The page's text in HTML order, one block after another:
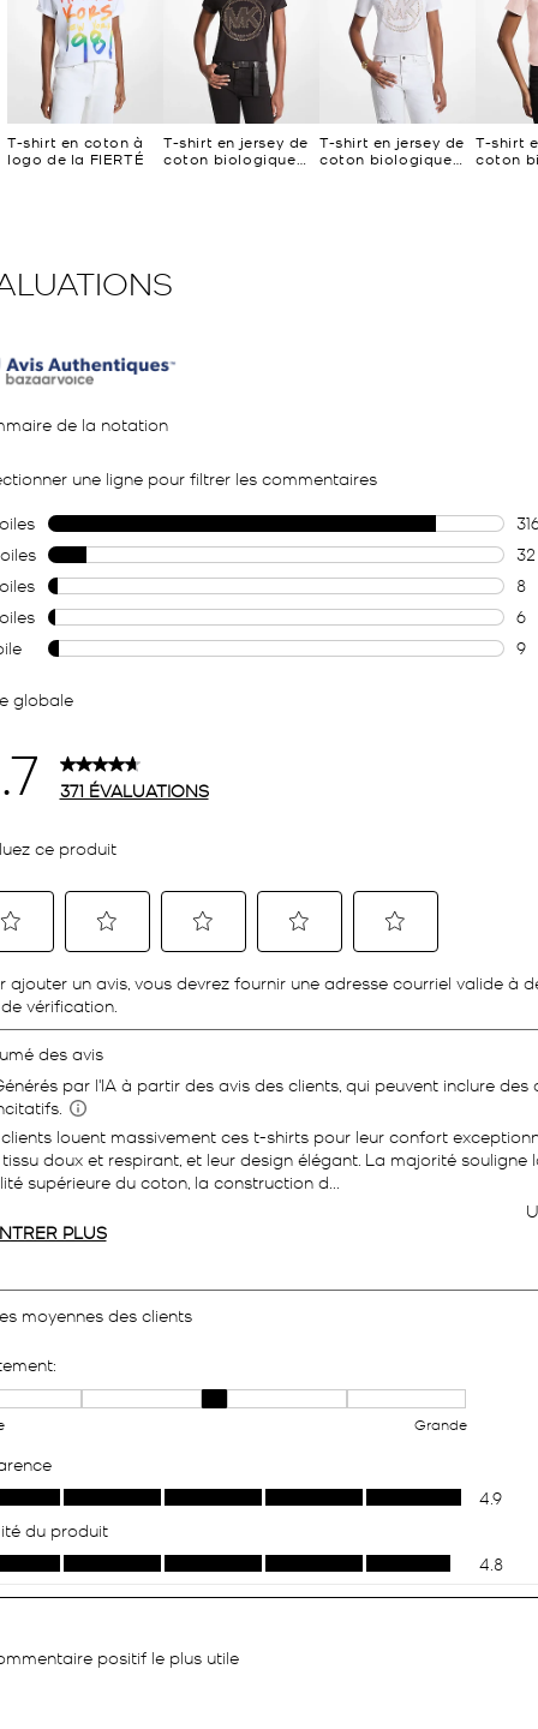
T-shirt en coton à
logo de la FIERTÉ
T-shirt en jersey de
coton biologique
T-shirt en jersey de
coton biologique
T-shirt
coton